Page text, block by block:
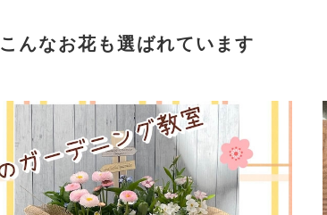
こんなお花も選ばれています